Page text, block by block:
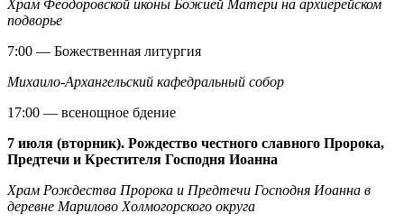
Храм Феодоровской иконы Божией Матери на архиерейском
подворье
7:00 — Божественная литургия
Михаило-Архангельский кафедральный собор
17:00 — всенощное бдение
7 июля (вторник). Рождество честного славного Пророка,
Предтечи и Крестителя Господня Иоанна
Храм Рождества Пророка и Предтечи Господня Иоанна в
деревне Марилово Холмогорского округа